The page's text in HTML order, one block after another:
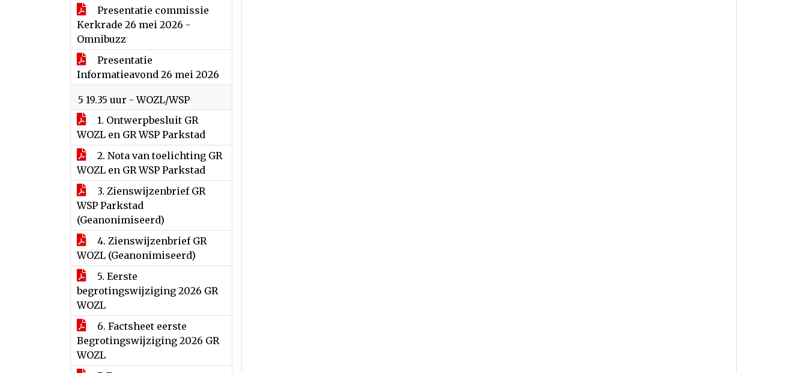
Presentatie commissie
Kerkrade 26 mei 2026 -
Omnibuzz
Presentatie
Informatieavond 26 mei 2026
5 19.35 uur - WOZL/WSP
1. Ontwerpbesluit GR
WOZL en GR WSP Parkstad
2. Nota van toelichting GR
WOZL en GR WSP Parkstad
3. Zienswijzenbrief GR
WSP Parkstad
(Geanonimiseerd)
4. Zienswijzenbrief GR
WOZL (Geanonimiseerd)
5. Eerste
begrotingswijziging 2026 GR
WOZL
6. Factsheet eerste
Begrotingswijziging 2026 GR
WOZL